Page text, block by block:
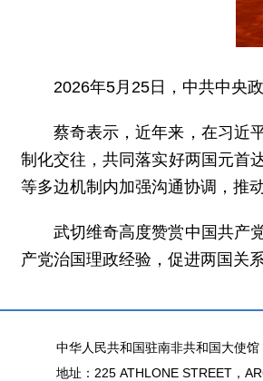
2026年5月25日，中共中央
蔡奇表示，近年来，在习近
制化交往，共同落实好两国元首
等多边机制内加强沟通协调，推
武切维奇高度赞赏中国共产
产党治国理政经验，促进两国关
中华人民共和国驻南非共和国大使馆
地址：225 ATHLONE STREET，